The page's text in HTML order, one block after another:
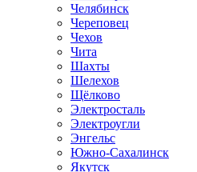
Челябинск
Череповец
Чехов
Чита
Шахты
Шелехов
Щёлково
Электросталь
Электроугли
Энгельс
Южно-Сахалинск
Якутск